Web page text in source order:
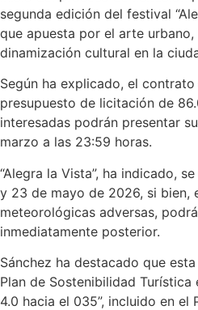
segunda edición del festival
que apuesta por el arte urbano,
dinamización cultural en la
Según ha explicado, el
presupuesto de licitación de
interesadas podrán presentar
marzo a las 23:59 horas.
“Alegra la Vista”, ha indicado,
y 23 de mayo de 2026, si bien,
meteorológicas adversas,
inmediatamente posterior.
Sánchez ha destacado que
Plan de Sostenibilidad Turística
4.0 hacia el 035”, incluido en el